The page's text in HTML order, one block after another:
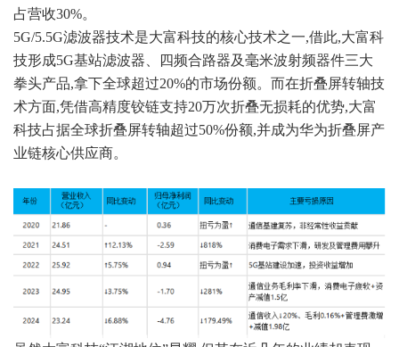
占营收30%。
5G/5.5G滤波器技术是大富科技的核心技术之一,借此,大富科
技形成5G基站滤波器、四频合路器及毫米波射频器件三大
拳头产品,拿下全球超过20%的市场份额。而在折叠屏转轴技
术方面,凭借高精度铰链支持20万次折叠无损耗的优势,大富
科技占据全球折叠屏转轴超过50%份额,并成为华为折叠屏产
业链核心供应商。